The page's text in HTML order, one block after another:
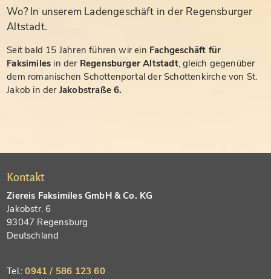
Wo? In unserem Ladengeschäft in der Regensburger
Altstadt.
Seit bald 15 Jahren führen wir ein Fachgeschäft für
Faksimiles in der Regensburger Altstadt, gleich gegenüber
dem romanischen Schottenportal der Schottenkirche von St.
Jakob in der Jakobstraße 6.
Kontakt
Ziereis Faksimiles GmbH & Co. KG
Jakobstr. 6
93047 Regensburg
Deutschland
Tel.:0941 / 586 123 60